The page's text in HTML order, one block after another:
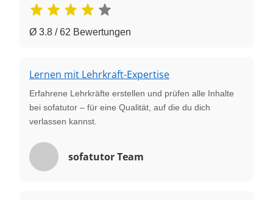
Ø 3.8 / 62 Bewertungen
Lernen mit Lehrkraft-Expertise
Erfahrene Lehrkräfte erstellen und prüfen alle Inhalte
bei sofatutor – für eine Qualität, auf die du dich
verlassen kannst.
sofatutor Team